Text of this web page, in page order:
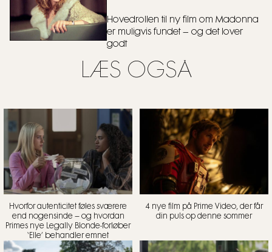
Hovedrollen til ny film om Madonna
er muligvis fundet – og det lover
godt
LÆS OGSÅ
Hvorfor autenticitet føles sværere
end nogensinde – og hvordan
Primes nye Legally Blonde-forløber
‘Elle’ behandler emnet
4 nye film på Prime Video, der får
din puls op denne sommer